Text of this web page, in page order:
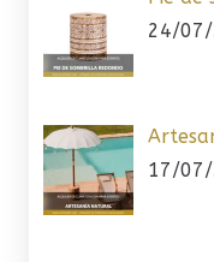
24/
17/